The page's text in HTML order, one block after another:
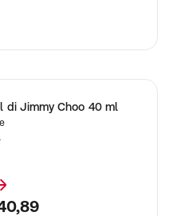
di Jimmy Choo 40 ml
Toilette Spray